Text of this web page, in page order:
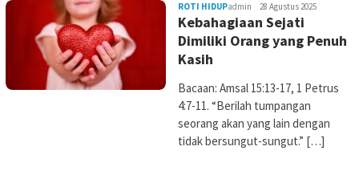
ROTI HIDUPadmin 28 Agustus 2025
Kebahagiaan Sejati
Dimiliki Orang yang Penuh
Kasih
Bacaan: Amsal 15:13-17, 1 Petrus
4:7-11. “Berilah tumpangan
seorang akan yang lain dengan
tidak bersungut-sungut.” […]